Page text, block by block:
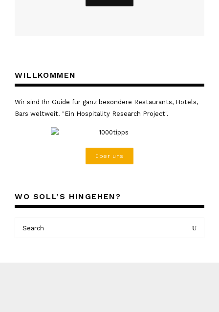
WILLKOMMEN
Wir sind Ihr Guide für ganz besondere Restaurants, Hotels,
Bars weltweit. "Ein Hospitality Research Project".
über uns
WO SOLL’S HINGEHEN?
Search